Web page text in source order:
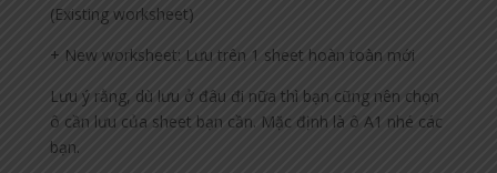
(Existing worksheet)
+ New worksheet: Lưu trên 1 sheet hoàn toàn mới
Lưu ý rằng, dù lưu ở đâu đi nữa thì bạn cũng nên chọn
ô cần lưu của sheet bạn cần. Mặc định là ô A1 nhé các
bạn.